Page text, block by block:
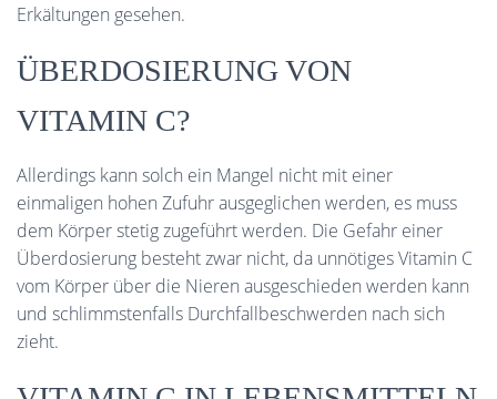
Erkältungen gesehen.
ÜBERDOSIERUNG VON
VITAMIN C?
Allerdings kann solch ein Mangel nicht mit einer
einmaligen hohen Zufuhr ausgeglichen werden, es muss
dem Körper stetig zugeführt werden. Die Gefahr einer
Überdosierung besteht zwar nicht, da unnötiges Vitamin C
vom Körper über die Nieren ausgeschieden werden kann
und schlimmstenfalls Durchfallbeschwerden nach sich
zieht.